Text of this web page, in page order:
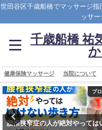
世田谷区千歳船橋でマッサージ
ッサー
千歳船橋 祐
健康保険マッサージ 当院について
ブ
自律神経失調症の方へ｜操体法